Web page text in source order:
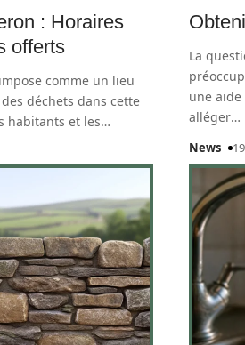
: Horaires
offerts
comme un lieu
déchets dans cette
habitants et les…
La
une
alléger…
News